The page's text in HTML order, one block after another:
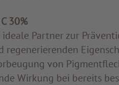
30%
Partner zur
regenerierenden
von
Wirkung bei bereits